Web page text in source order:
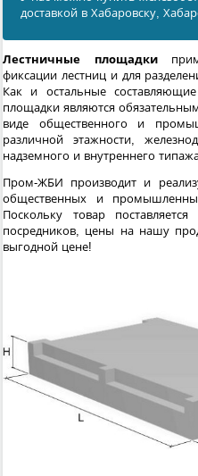
доставкой в Хабаровску,
Лестничные площадки
фиксации лестниц и для
Как и остальные
площадки являются
виде общественного и
различной этажности,
надземного и внутреннего
Пром-ЖБИ производит и
общественных и
Поскольку товар
посредников, цены на нашу
выгодной цене!